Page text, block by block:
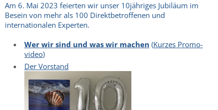
Am 6. Mai 2023 feierten wir unser 10jähriges Jubiläum im
Besein von mehr als 100 Direktbetroffenen und
internationalen Experten.
Wer wir sind und was wir machen (Kurzes Promo-
video)
Der Vorstand